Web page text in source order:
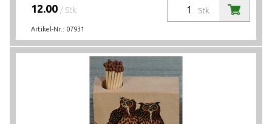
Stk.
12.00 / Stk.
Artikel-Nr.: 07931